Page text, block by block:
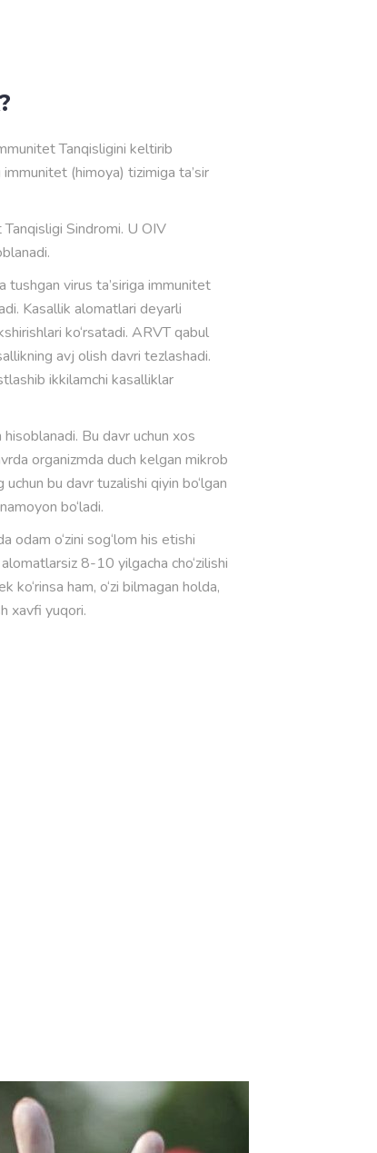
Tanqisligini keltirib
(himoya) tizimiga ta’sir
Sindromi. U OIV
tushgan virus ta’siriga immunitet
Kasallik alomatlari deyarli
ko‘rsatadi. ARVT qabul
avj olish davri tezlashadi.
ikkilamchi kasalliklar
Bu davr uchun xos
organizmda duch kelgan mikrob
uchun bu davr tuzalishi qiyin bo‘lgan
bo‘ladi.
odam o‘zini sog‘lom his etishi
8-10 yilgacha cho‘zilishi
ko‘rinsa ham, o‘zi bilmagan holda,
xavfi yuqori.